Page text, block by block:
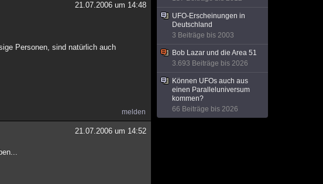
21.07.2006 um 14:48
Personen, sind natürlich auch
melden
21.07.2006 um 14:52
UFO-Erscheinungen in
Deutschland
3 Beiträge bis 2003
Bob Lazar und die Area 51
3.693 Beiträge bis 2026
Können UFOs auch aus
einen Paralleluniversum
kommen?
66 Beiträge bis 2026